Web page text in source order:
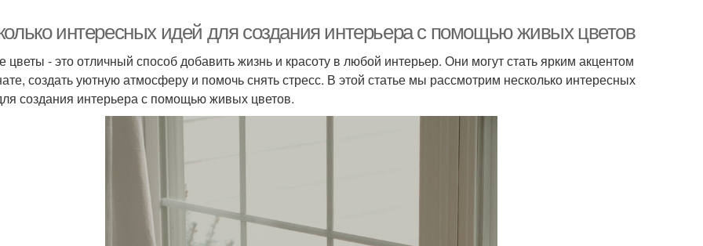
интересных идей для создания интерьера с помощью живых цветов
- это отличный способ добавить жизнь и красоту в любой интерьер. Они могут стать ярким акцентом
создать уютную атмосферу и помочь снять стресс. В этой статье мы рассмотрим несколько интересных
создания интерьера с помощью живых цветов.